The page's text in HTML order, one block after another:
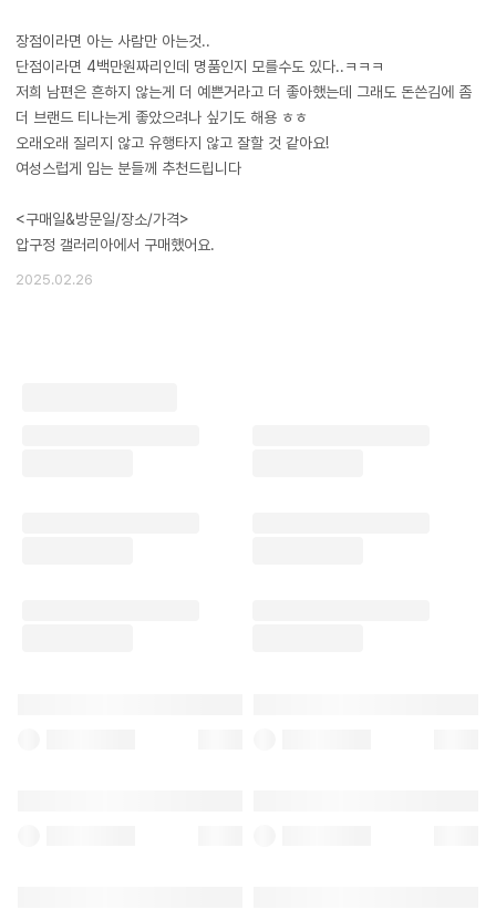
장점이라면 아는 사람만 아는것..
단점이라면 4백만원짜리인데 명품인지 모를수도 있다..ㅋㅋㅋ
저희 남편은 흔하지 않는게 더 예쁜거라고 더 좋아했는데 그래도 돈쓴김에 좀
더 브랜드 티나는게 좋았으려나 싶기도 해용 ㅎㅎ
오래오래 질리지 않고 유행타지 않고 잘할 것 같아요!
여성스럽게 입는 분들께 추천드립니다
​<구매일&방문일/장소/가격>
압구정 갤러리아에서 구매했어요.
2025.02.26